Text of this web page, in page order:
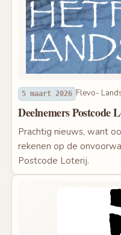
5 maart 2026 Flevo-
Deelnemers Postcode
Prachtig nieuws, want
rekenen op de
Postcode Loterij.